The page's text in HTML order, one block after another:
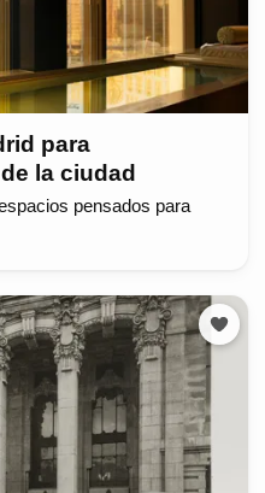
para
la ciudad
pensados para